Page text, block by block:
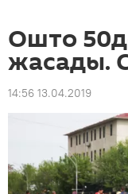
Ошто
жасады.
14:56 13.04.2019